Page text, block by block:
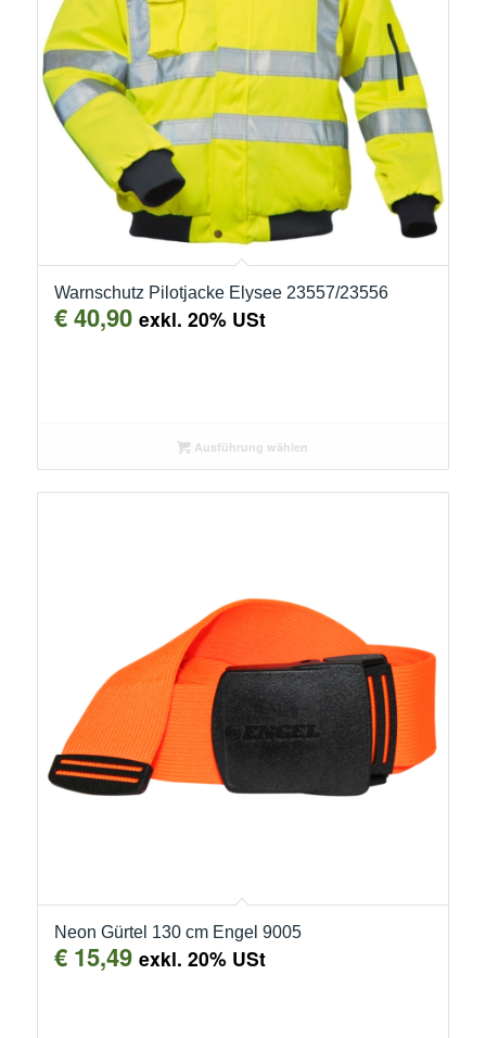
Warnschutz Pilotjacke Elysee 23557/23556
€40,90 exkl. 20% USt
Ausführung wählen
Neon Gürtel 130 cm Engel 9005
€15,49 exkl. 20% USt